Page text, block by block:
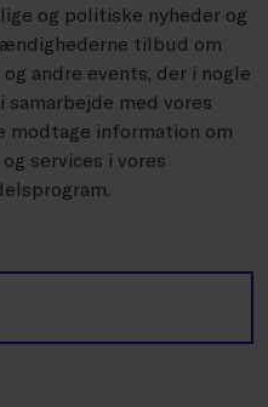
og politiske nyheder og
tilbud om
andre events, der i nogle
med vores
modtage information om
services i vores